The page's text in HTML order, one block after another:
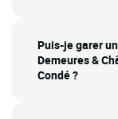
Puis-je garer
Demeures &
Condé ?